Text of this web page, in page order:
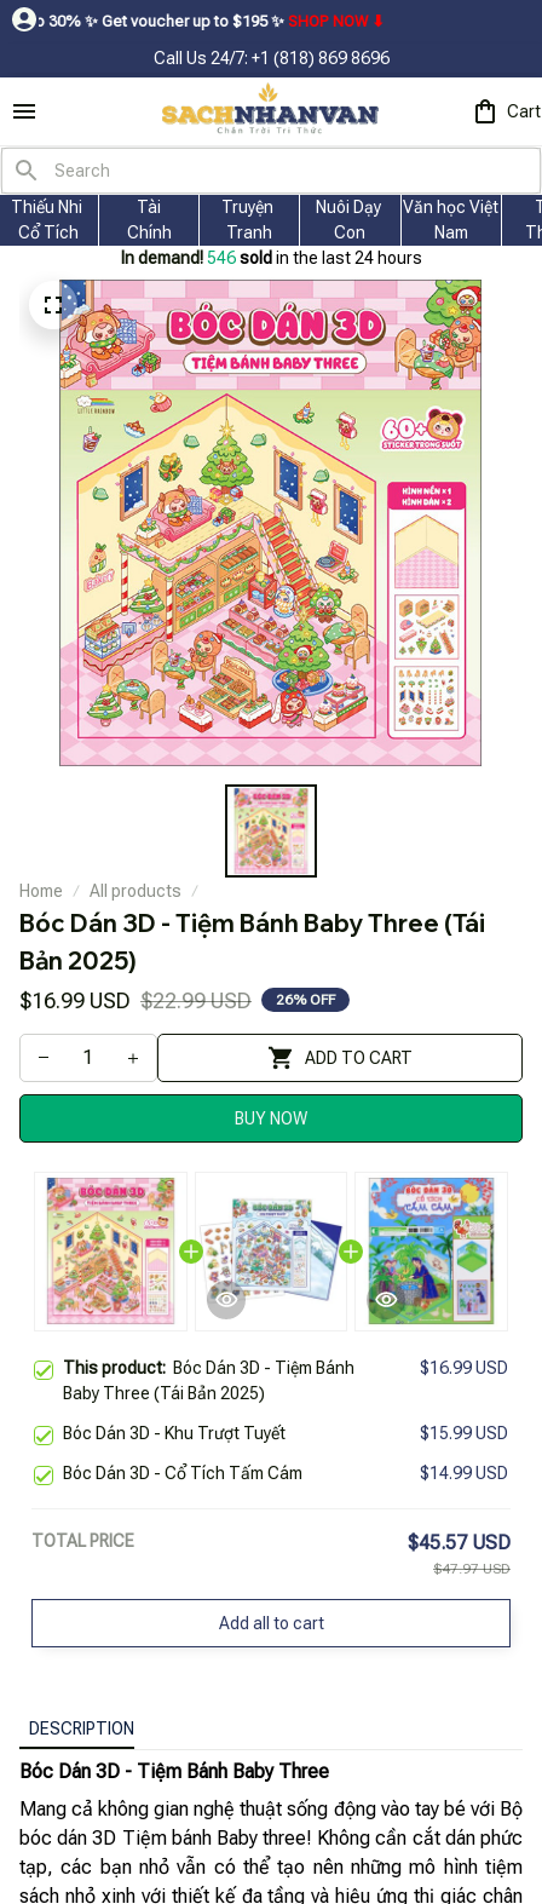
Get voucher up to $195ㅤ ✨ㅤSHOP NOW ⬇
Call Us 24/7: +1 (818) 869 8696
Cart
Thiếu Nhi
Cổ Tích
Tài
Chính
Truyện
Tranh
Nuôi Dạy
Con
Văn học Việt
Nam
In demand! 546 sold in the last 24 hours
Home All products
Bóc Dán 3D - Tiệm Bánh Baby Three (Tái
Bản 2025)
$16.99 USD $22.99 USD 26% OFF
ADD TO CART
BUY NOW
This product: Bóc Dán 3D - Tiệm Bánh
Baby Three (Tái Bản 2025)
$16.99 USD
Bóc Dán 3D - Khu Trượt Tuyết $15.99 USD
Bóc Dán 3D - Cổ Tích Tấm Cám $14.99 USD
TOTAL PRICE $45.57 USD
$47.97 USD
Add all to cart
DESCRIPTION
Bóc Dán 3D - Tiệm Bánh Baby Three
Mang cả không gian nghệ thuật sống động vào tay bé với Bộ
bóc dán 3D Tiệm bánh Baby three! Không cần cắt dán phức
tạp, các bạn nhỏ vẫn có thể tạo nên những mô hình tiệm
sách nhỏ xinh với thiết kế đa tầng và hiệu ứng thị giác chân